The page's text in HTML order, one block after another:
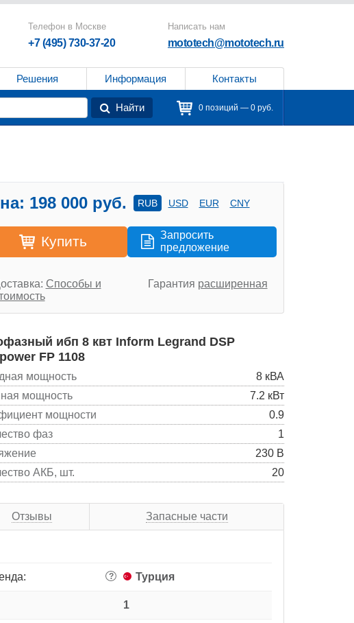
Телефон в Москве
+7 (495) 730-37-20
Написать нам
mototech@mototech.ru
Решения Информация Контакты
Найти 0 позиций — 0 руб.
198 000 руб. RUB USD EUR CNY
Купить
Запросить
предложение
Способы и
Гарантия расширенная
ибп 8 квт Inform Legrand DSP
FP 1108
мощность
8 кВА
мощность
7.2 кВт
мощности
0.9
фаз
1
230 В
АКБ, шт.
20
Отзывы Запасные части
? Турция
1